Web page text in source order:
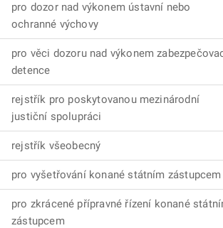
pro dozor nad výkonem ústavní nebo
ochranné výchovy
pro věci dozoru nad výkonem
detence
rejstřík pro poskytovanou mezinárodní
justiční spolupráci
rejstřík všeobecný
pro vyšetřování konané státním zástupcem
pro zkrácené přípravné řízení konané
zástupcem